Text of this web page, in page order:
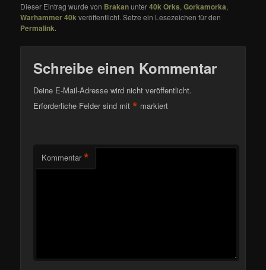
Dieser Eintrag wurde von Brakanunter40k Orks,Gorkamorka,
Warhammer 40kveröffentlicht. Setze ein Lesezeichen für den
Permalink.
Schreibe einen Kommentar
Deine E-Mail-Adresse wird nicht veröffentlicht.
Erforderliche Felder sind mit* markiert
Kommentar *